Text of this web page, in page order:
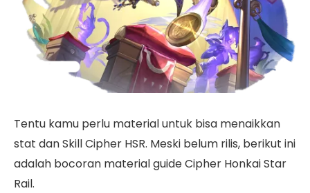
Tentu kamu perlu material untuk bisa menaikkan
stat dan Skill Cipher HSR. Meski belum rilis, berikut ini
adalah bocoran material guide Cipher Honkai Star
Rail.